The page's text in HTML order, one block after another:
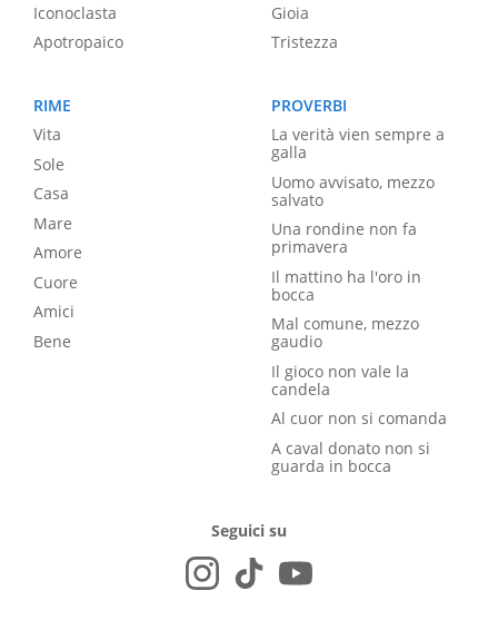
Iconoclasta
Apotropaico
Gioia
Tristezza
RIME
Vita
Sole
Casa
Mare
Amore
Cuore
Amici
Bene
PROVERBI
La verità vien sempre a
galla
Uomo avvisato, mezzo
salvato
Una rondine non fa
primavera
Il mattino ha l'oro in
bocca
Mal comune, mezzo
gaudio
Il gioco non vale la
candela
Al cuor non si comanda
A caval donato non si
guarda in bocca
Seguici su